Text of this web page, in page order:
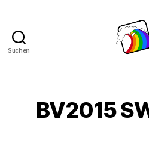
Suchen
BV2015